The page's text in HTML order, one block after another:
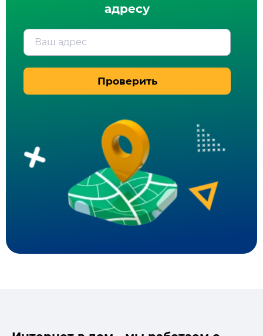
адресу
Ваш адрес
Проверить